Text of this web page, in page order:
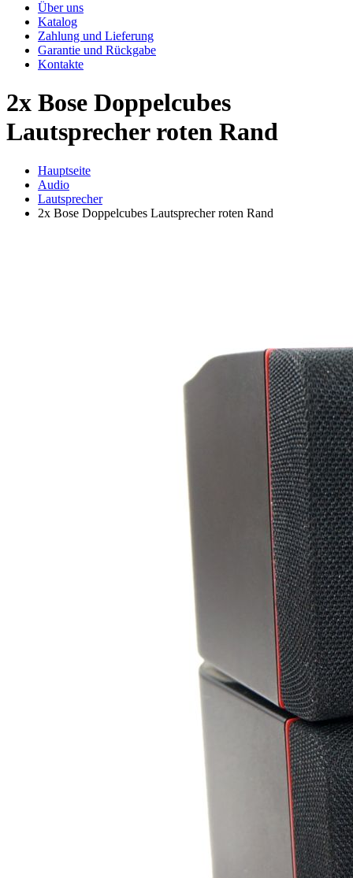
Über uns
Katalog
Zahlung und Lieferung
Garantie und Rückgabe
Kontakte
2x Bose Doppelcubes
Lautsprecher roten Rand
Hauptseite
Audio
Lautsprecher
2x Bose Doppelcubes Lautsprecher roten Rand